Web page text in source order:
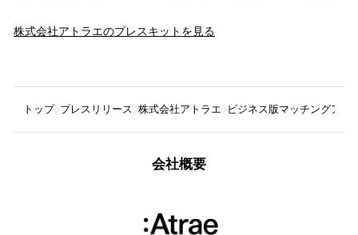
株式会社アトラエのプレスキットを見る
トップ プレスリリース 株式会社アトラエ ビジネス版マッチングアプ
会社概要